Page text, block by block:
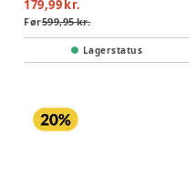
179,99 kr.
Før599,95 kr.
Lagerstatus